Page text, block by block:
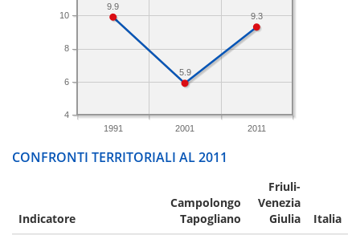
1991 2001 2011
4
6
8
10 9.3
5.9
9.9
CONFRONTI TERRITORIALI AL 2011
Indicatore
Campolongo
Tapogliano
Friuli-
Venezia
Giulia
Italia